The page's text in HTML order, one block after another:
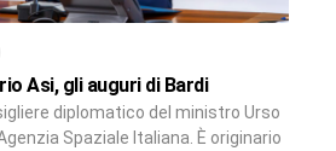
Asi, gli auguri di Bardi
diplomatico del ministro Urso
Spaziale Italiana. È originario